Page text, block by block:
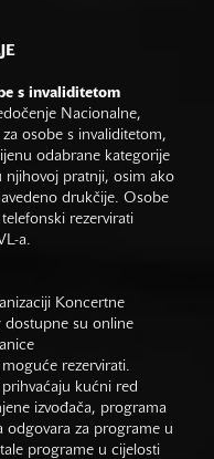
s invaliditetom
Nacionalne,
osobe s invaliditetom,
odabrane kategorije
njihovoj pratnji, osim ako
drukčije. Osobe
rezervirati
a.
Koncertne
dostupne su online
rezervirati.
kućni red
izvođača, programa
odgovara za programe u
programe u cijelosti